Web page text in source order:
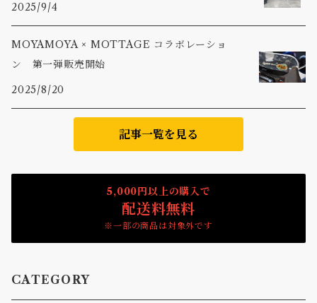
2025/9/4
MOYAMOYA × MOTTAGE コラボレーショ
ン 第一弾販売開始
2025/8/20
記事一覧を見る
5,000円以上の購入で
配送料無料
※一部の商品は対象外です
CATEGORY